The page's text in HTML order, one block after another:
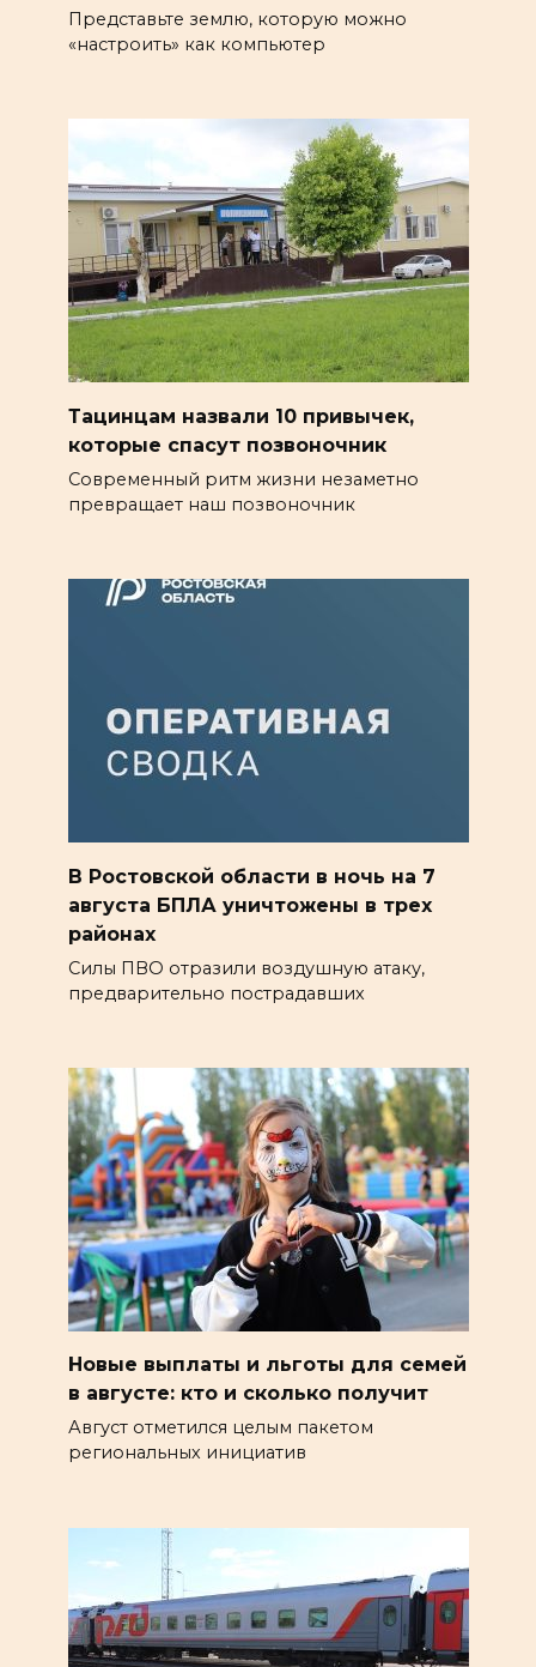
Представьте землю, которую можно
«настроить» как компьютер
Тацинцам назвали 10 привычек,
которые спасут позвоночник
Современный ритм жизни незаметно
превращает наш позвоночник
В Ростовской области в ночь на 7
августа БПЛА уничтожены в трех
районах
Силы ПВО отразили воздушную атаку,
предварительно пострадавших
Новые выплаты и льготы для семей
в августе: кто и сколько получит
Август отметился целым пакетом
региональных инициатив